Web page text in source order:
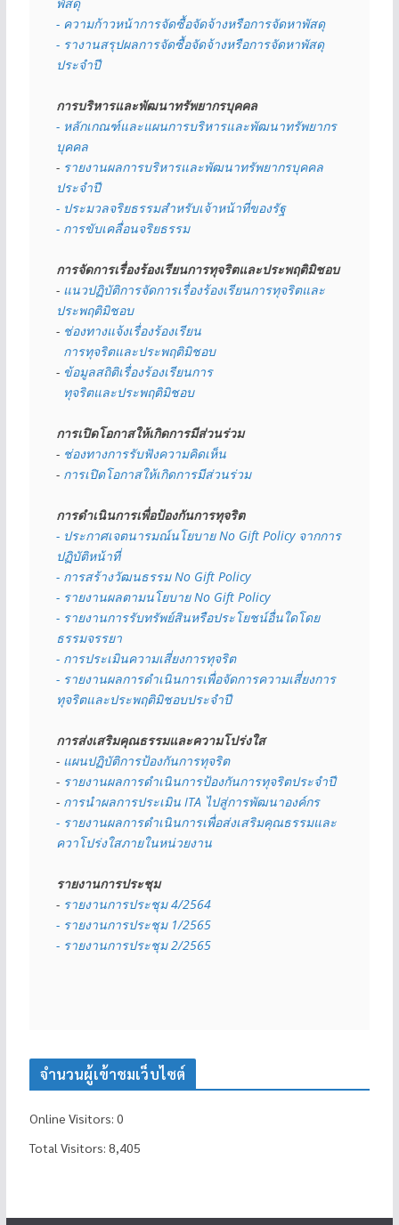
- ความก้าวหน้าการจัดซื้อจัดจ้างหรือการจัดหาพัสดุ
- รางานสรุปผลการจัดซื้อจัดจ้างหรือการจัดหาพัสดุ
ประจำปี
การบริหารและพัฒนาทรัพยากรบุคคล
- หลักเกณฑ์และแผนการบริหารและพัฒนาทรัพยากร
บุคคล
- รายงานผลการบริหารและพัฒนาทรัพยากรบุคคล
ประจำปี
- ประมวลจริยธรรมสำหรับเจ้าหน้าที่ของรัฐ
- การขับเคลื่อนจริยธรรม
การจัดการเรื่องร้องเรียนการทุจริตและประพฤติมิชอบ
- แนวปฏิบัติการจัดการเรื่องร้องเรียนการทุจริตและ
ประพฤติมิชอบ
- ช่องทางแจ้งเรื่องร้องเรียน
  การทุจริตและประพฤติมิชอบ
- ข้อมูลสถิติเรื่องร้องเรียนการ
  ทุจริตและประพฤติมิชอบ
การเปิดโอกาสให้เกิดการมีส่วนร่วม
- ช่องทางการรับฟังความคิดเห็น
- การเปิดโอกาสให้เกิดการมีส่วนร่วม
การดำเนินการเพื่อป้องกันการทุจริต
- ประกาศเจตนารมณ์นโยบาย No Gift Policy จากการ
ปฏิบัติหน้าที่
- การสร้างวัฒนธรรม No Gift Policy
- รายงานผลตามนโยบาย No Gift Policy
- รายงานการรับทรัพย์สินหรือประโยชน์อื่นใดโดย
ธรรมจรรยา
- การประเมินความเสี่ยงการทุจริต
- รายงานผลการดำเนินการเพื่อจัดการความเสี่ยงการ
ทุจริตและประพฤติมิชอบประจำปี
การส่งเสริมคุณธรรมและความโปร่งใส
- แผนปฏิบัติการป้องกันการทุจริต
- รายงานผลการดำเนินการป้องกันการทุจริตประจำปี
- การนำผลการประเมิน ITA ไปสู่การพัฒนาองค์กร
- รายงานผลการดำเนินการเพื่อส่งเสริมคุณธรรมและ
ควาโปร่งใสภายในหน่วยงาน
รายงานการประชุม
- รายงานการประชุม 4/2564
- รายงานการประชุม 1/2565
- รายงานการประชุม 2/2565
จำนวนผู้เข้าชมเว็บไซต์
Online Visitors: 0
Total Visitors: 8,405